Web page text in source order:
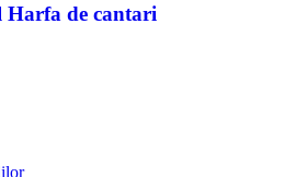
de cantari